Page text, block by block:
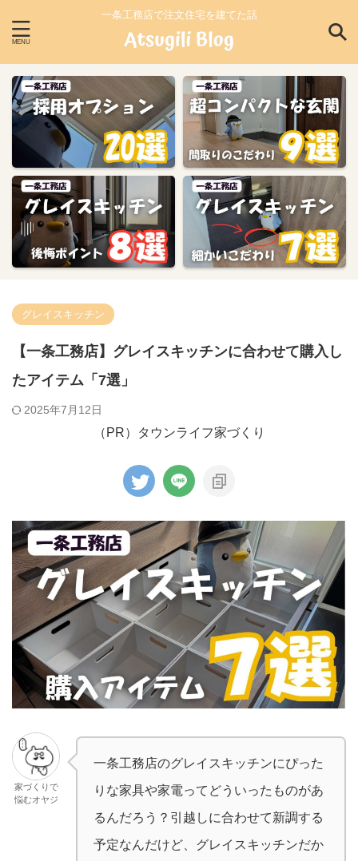
一条工務店で注文住宅を建てた話
グレイスキッチン
【一条工務店】グレイスキッチンに合わせて購入し
たアイテム「7選」
2025年7月12日
（PR）タウンライフ家づくり
家づくりで
悩むオヤジ
一条工務店のグレイスキッチンにぴった
りな家具や家電ってどういったものがあ
るんだろう？引越しに合わせて新調する
予定なんだけど、グレイスキッチンだか